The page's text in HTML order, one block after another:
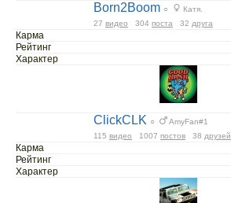
Born2Boom ○
Катя.
27 видео 304 поста 32 друга
Карма
Рейтинг
Характер
ClickCLK ○
AmyFan#1
115 видео 1007 постов 38 друзей
Карма
Рейтинг
Характер